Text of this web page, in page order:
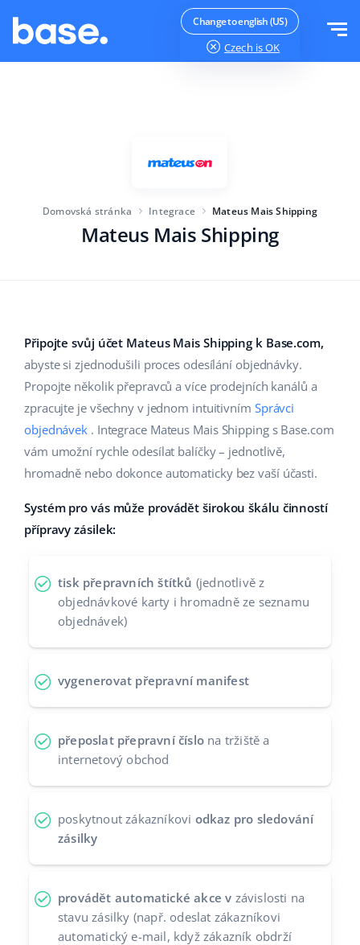
Change to english (US)
Czech is OK
Produktový manažer
Správa přepravy
Automatizace procesů
Base Connect
AI pro e-commerce
Base Analytics
Pro začínající e-commerce
Domov a zahrada
Výrobky pro děti
Elektronika
Automobilové díly
Supermarket
Móda
Podpora
Akademie
Blog
Kalendář webinářů a eventů
Služby
Audit účtu
Kalkulačka růstu tržeb a úspor s Base
Partneři
Čeština
english (US)
english (GB)
english (IN)
deutsch
español (AR)
Italiano
polski
português (BR)
română
Přihlásit se
Domovská stránka Integrace Mateus Mais Shipping
Mateus Mais Shipping
Připojte svůj účet Mateus Mais Shipping k Base.com,
abyste si zjednodušili proces odesílání objednávky.
Propojte několik přepravců a více prodejních kanálů a
zpracujte je všechny v jednom intuitivním Správci
objednávek . Integrace Mateus Mais Shipping s Base.com
vám umožní rychle odesílat balíčky – jednotlivě,
hromadně nebo dokonce automaticky bez vaší účasti.
Systém pro vás může provádět širokou škálu činností
přípravy zásilek:
tisk přepravních štítků (jednotlivě z
objednávkové karty i hromadně ze seznamu
objednávek)
vygenerovat přepravní manifest
přeposlat přepravní číslo na tržiště a
internetový obchod
poskytnout zákazníkovi odkaz pro sledování
zásilky
provádět automatické akce v závislosti na
stavu zásilky (např. odeslat zákazníkovi
automatický e-mail, když zákazník obdrží